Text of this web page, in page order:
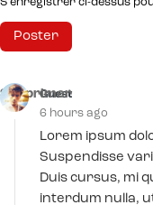
Guest
6 hours ago
Supprimer
Lorem ipsum
Suspendisse
Duis cursus, mi
interdum nulla,